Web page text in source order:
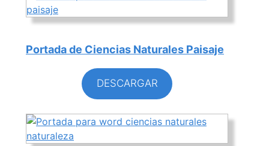
Portada de Ciencias Naturales Paisaje
DESCARGAR